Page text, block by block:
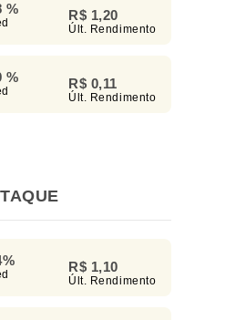
% R$ 1,20
Últ. Rendimento
% R$ 0,11
Últ. Rendimento
R$ 1,10
Últ. Rendimento